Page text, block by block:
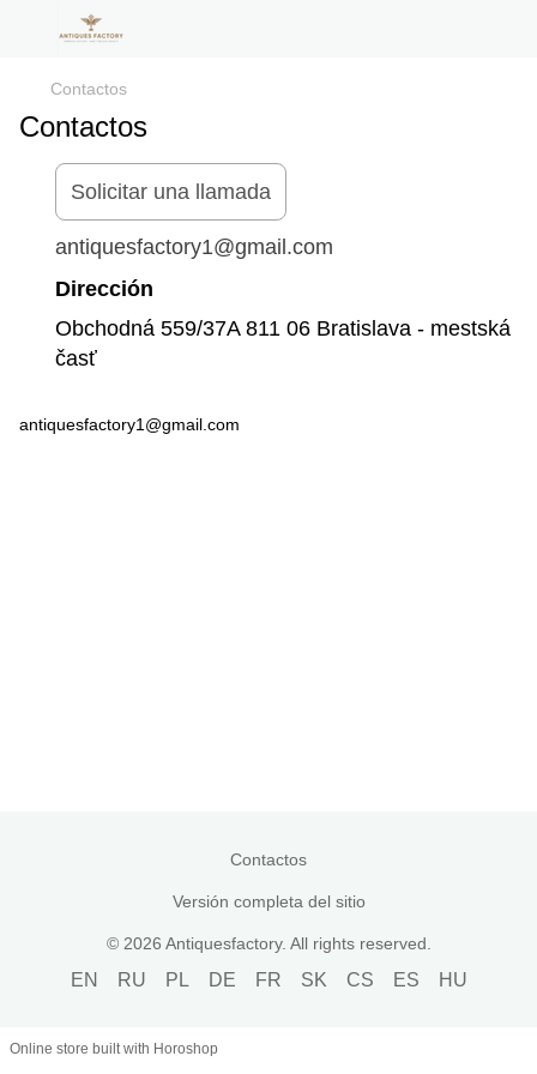
Contactos
Contactos
Solicitar una llamada
antiquesfactory1@gmail.com
Dirección
Obchodná 559/37A 811 06 Bratislava - mestská
časť
antiquesfactory1@gmail.com
Contactos
Versión completa del sitio
© 2026 Antiquesfactory. All rights reserved.
EN RU PL DE FR SK CS ES HU
Online store built with Horoshop